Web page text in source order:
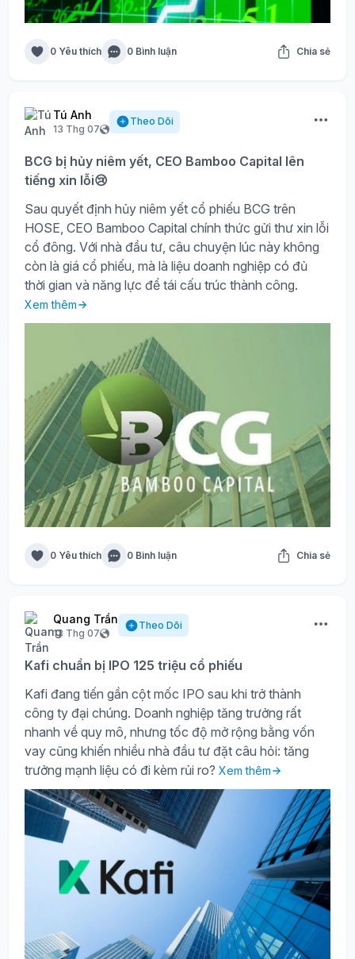
0 Yêu thích 0 Bình luận Chia sẻ
Tú Anh
13 Thg 07
Theo Dõi
BCG bị hủy niêm yết, CEO Bamboo Capital lên
tiếng xin lỗi😢
Sau quyết định hủy niêm yết cổ phiếu BCG trên
HOSE, CEO Bamboo Capital chính thức gửi thư xin lỗi
cổ đông. Với nhà đầu tư, câu chuyện lúc này không
còn là giá cổ phiếu, mà là liệu doanh nghiệp có đủ
thời gian và năng lực để tái cấu trúc thành công.
Xem thêm
0 Yêu thích 0 Bình luận Chia sẻ
Quang Trần
13 Thg 07
Theo Dõi
Kafi chuẩn bị IPO 125 triệu cổ phiếu
Kafi đang tiến gần cột mốc IPO sau khi trở thành
công ty đại chúng. Doanh nghiệp tăng trưởng rất
nhanh về quy mô, nhưng tốc độ mở rộng bằng vốn
vay cũng khiến nhiều nhà đầu tư đặt câu hỏi: tăng
trưởng mạnh liệu có đi kèm rủi ro? Xem thêm